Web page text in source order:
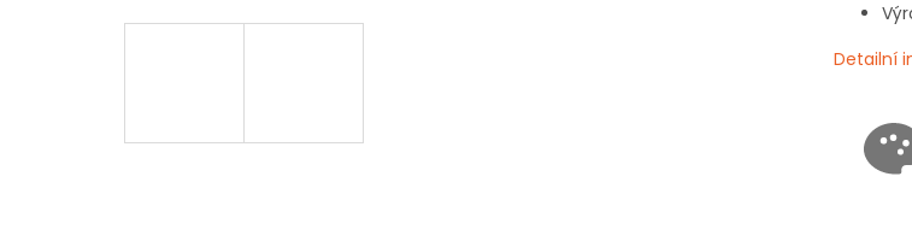
Detailní